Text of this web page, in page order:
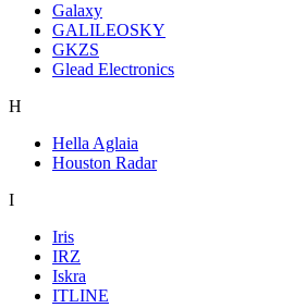
Galaxy
GALILEOSKY
GKZS
Glead Electronics
H
Hella Aglaia
Houston Radar
I
Iris
IRZ
Iskra
ITLINE